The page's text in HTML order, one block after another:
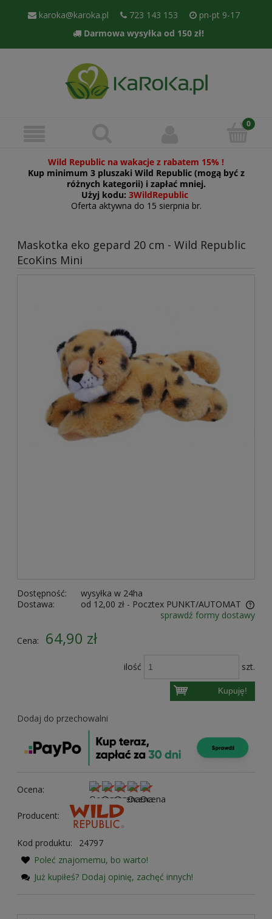
karoka@karoka.pl 723 143 153
pn-pt 9-17
Darmowa wysyłka od 150 zł!
Wild Republic na wakacje z rabatem 15% !
Kup minimum 3 pluszaki Wild Republic (mogą być z
różnych kategorii) i zapłać mniej.
Użyj kodu: 3WildRepublic
Oferta aktywna do 15 sierpnia br.
Maskotka eko gepard 20 cm - Wild Republic
EcoKins Mini
Dostępność:
wysyłka w 24ha
Dostawa:
od 12,00 zł - Pocztex PUNKT/AUTOMAT
Cena nie zawiera ewentualnych kosztów płatności
sprawdź formy dostawy
Cena: 64,90 zł
ilość szt.
Kupuję!
Dodaj do przechowalni
Ocena:
Producent:
Kod produktu:
24797
Poleć znajomemu, bo warto!
Już kupiłeś? Dodaj opinię, zachęć innych!